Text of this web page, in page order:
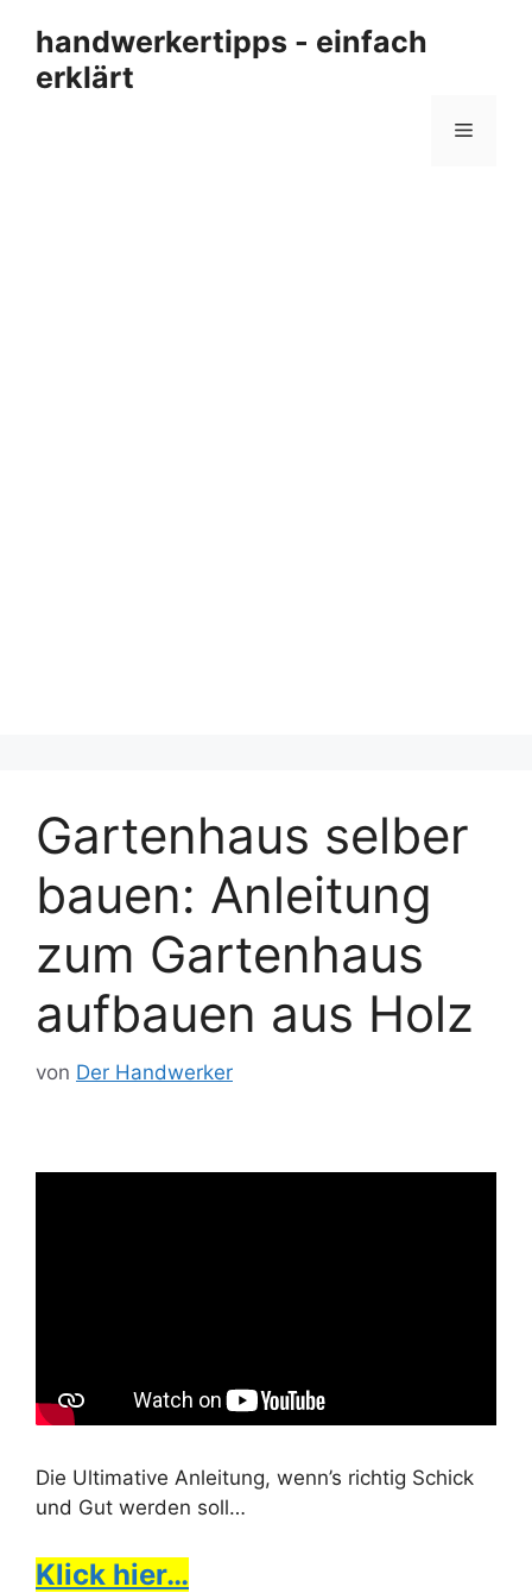
Inhalt
springen
handwerkertipps - einfach
erklärt
Menü
Gartenhaus selber
bauen: Anleitung
zum Gartenhaus
aufbauen aus Holz
von Der Handwerker
Die Ultimative Anleitung, wenn’s richtig Schick
und Gut werden soll…
Klick hier…